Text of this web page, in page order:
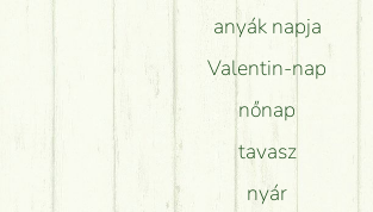
anyák napja
Valentin-nap
nőnap
tavasz
nyár